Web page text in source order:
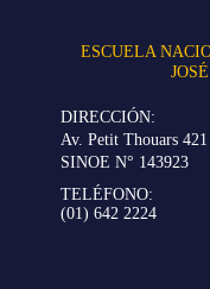
ESCUELA
DIRECCIÓN:
Av. Petit Thouars
SINOE N° 143923
TELÉFONO:
(01) 642 2224